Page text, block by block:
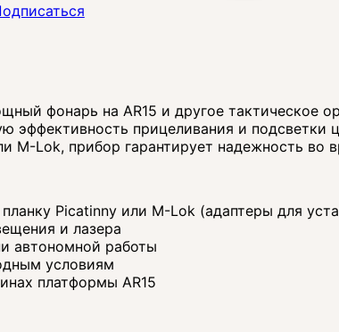
фонарь на AR15 и другое тактическое
эффективность прицеливания и
M-Lok, прибор гарантирует надежность во
Picatinny или M-Lok (адаптеры для
и лазера
автономной работы
условиям
платформы AR15